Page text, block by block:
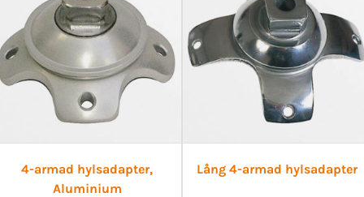
4-armad hylsadapter,
Aluminium
Lång 4-armad hylsadapter